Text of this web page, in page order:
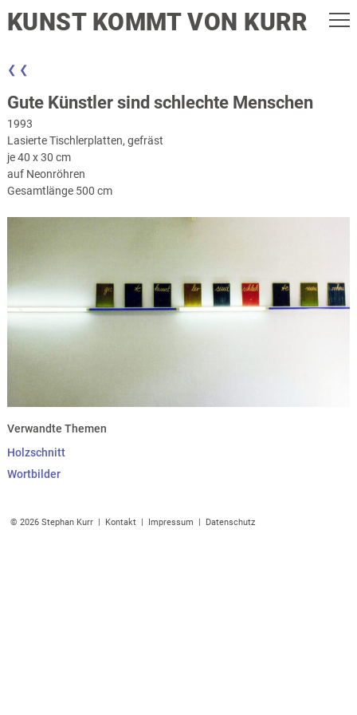
KUNST KOMMT VON KURR
❮ ❮
Gute Künstler sind schlechte Menschen
1993
Lasierte Tischlerplatten, gefräst
je 40 x 30 cm
auf Neonröhren
Gesamtlänge 500 cm
Verwandte Themen
Holzschnitt
Wortbilder
© 2026 Stephan Kurr | Kontakt Impressum Datenschutz